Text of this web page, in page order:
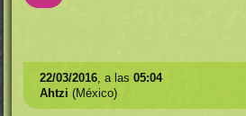
22/03/2016, a las 05:04
Ahtzi (México)